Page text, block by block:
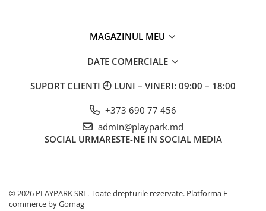
MAGAZINUL MEU
DATE COMERCIALE
SUPORT CLIENTI 🕘 LUNI – VINERI: 09:00 – 18:00
+373 690 77 456
admin@playpark.md
SOCIAL URMARESTE-NE IN SOCIAL MEDIA
© 2026 PLAYPARK SRL. Toate drepturile rezervate. Platforma E-
commerce by Gomag